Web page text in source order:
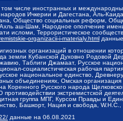
числе иностранных и
Ичкерии и Дагестана, Аль-
Общество социальных реформ,
Ахль аш-Шам, Народное ополчение
исломи, Террористическое
organizacii-i-materialy.html
организаций в отношении
земли Кубанской Духовно Родовой
Таблиги Джамаат, Русское
социалистическая рабочая
национальное единство,
объединениях, Омская
Коренного Русского народа
противодействии экстремистской
группа МПГ, Курсом Правды и
Башкорт, Нация и свобода,
данные на 06.08.2021